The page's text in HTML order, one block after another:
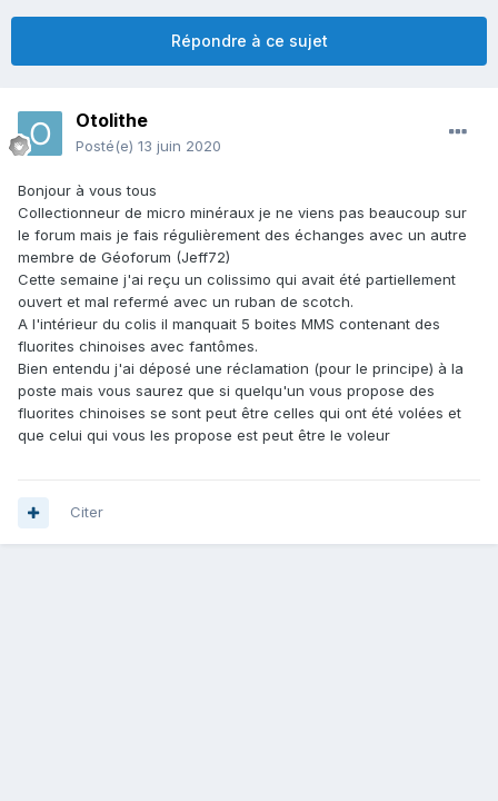
Répondre à ce sujet
Otolithe
Posté(e) 13 juin 2020
Bonjour à vous tous
Collectionneur de micro minéraux je ne viens pas beaucoup sur
le forum mais je fais régulièrement des échanges avec un autre
membre de Géoforum (Jeff72)
Cette semaine j'ai reçu un colissimo qui avait été partiellement
ouvert et mal refermé avec un ruban de scotch.
A l'intérieur du colis il manquait 5 boites MMS contenant des
fluorites chinoises avec fantômes.
Bien entendu j'ai déposé une réclamation (pour le principe) à la
poste mais vous saurez que si quelqu'un vous propose des
fluorites chinoises se sont peut être celles qui ont été volées et
que celui qui vous les propose est peut être le voleur
Citer